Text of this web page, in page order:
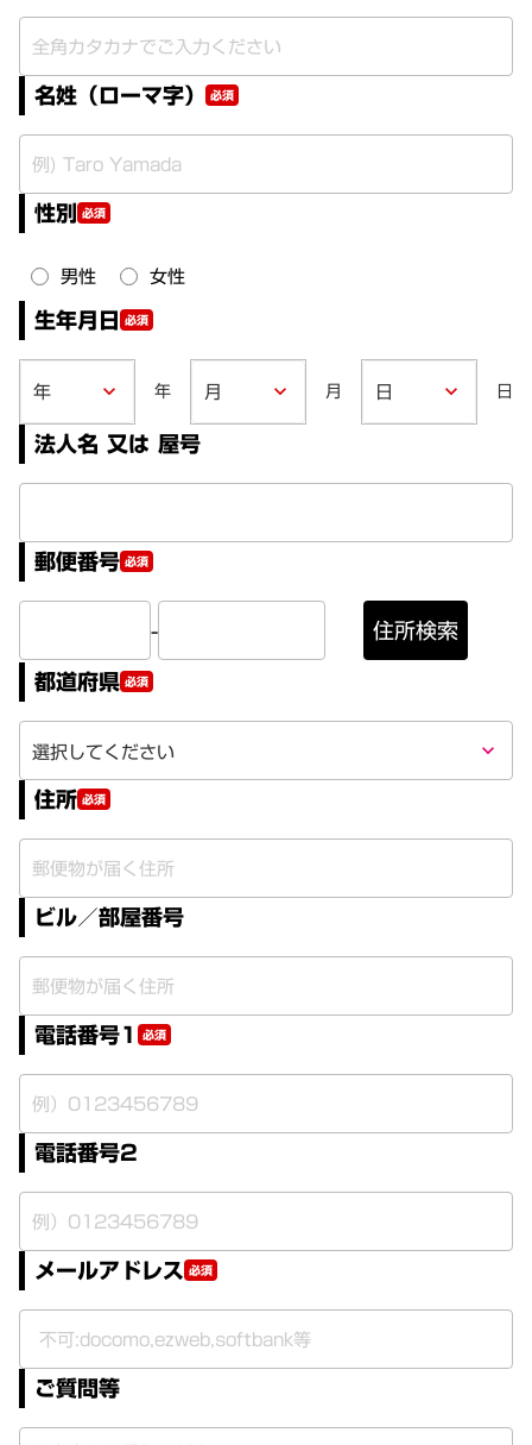
名姓（ローマ字） 必須
性別 必須
男性 女性
生年月日 必須
keyboard_arrow_down 年 keyboard_arrow_down 月 keyboard_arrow_down 日
法人名 又は 屋号
郵便番号 必須
-
住所検索
都道府県 必須
keyboard_arrow_down
住所 必須
ビル／部屋番号
電話番号1 必須
電話番号2
メールアドレス 必須
ご質問等